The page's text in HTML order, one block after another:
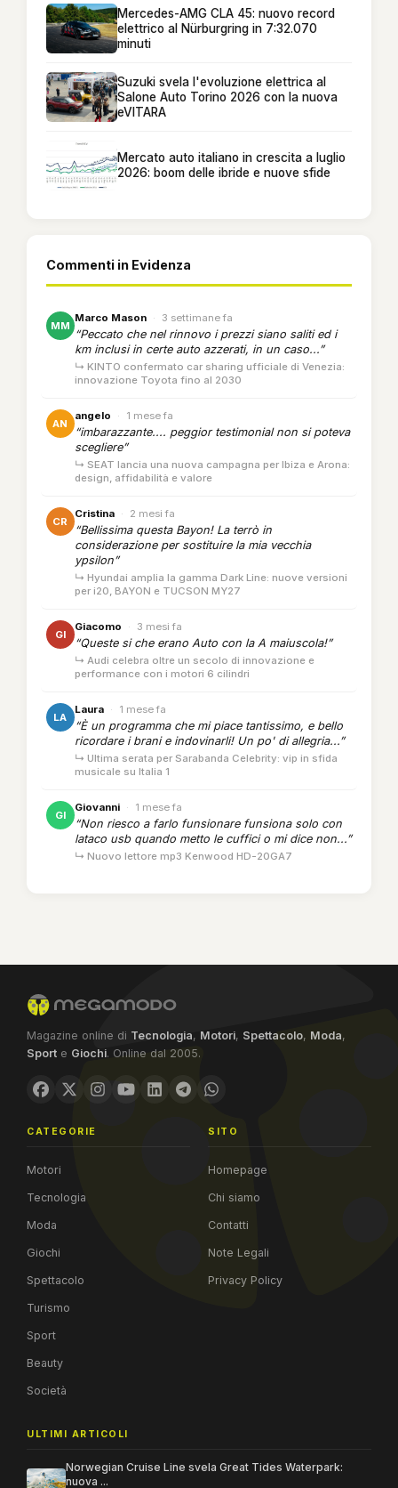
Mercedes-AMG CLA 45: nuovo record
elettrico al Nürburgring in 7:32.070
minuti
Suzuki svela l'evoluzione elettrica al
Salone Auto Torino 2026 con la nuova
eVITARA
Mercato auto italiano in crescita a luglio
2026: boom delle ibride e nuove sfide
Commenti in Evidenza
MM
Marco Mason · 3 settimane fa
“Peccato che nel rinnovo i prezzi siano saliti ed i
km inclusi in certe auto azzerati, in un caso...”
↳ KINTO confermato car sharing ufficiale di Venezia:
innovazione Toyota fino al 2030
AN
angelo · 1 mese fa
“imbarazzante.... peggior testimonial non si poteva
scegliere”
↳ SEAT lancia una nuova campagna per Ibiza e Arona:
design, affidabilità e valore
CR
Cristina · 2 mesi fa
“Bellissima questa Bayon! La terrò in
considerazione per sostituire la mia vecchia
ypsilon”
↳ Hyundai amplia la gamma Dark Line: nuove versioni
per i20, BAYON e TUCSON MY27
GI
Giacomo · 3 mesi fa
“Queste si che erano Auto con la A maiuscola!”
↳ Audi celebra oltre un secolo di innovazione e
performance con i motori 6 cilindri
LA
Laura · 1 mese fa
“È un programma che mi piace tantissimo, e bello
ricordare i brani e indovinarli! Un po' di allegria...”
↳ Ultima serata per Sarabanda Celebrity: vip in sfida
musicale su Italia 1
GI
Giovanni · 1 mese fa
“Non riesco a farlo funsionare funsiona solo con
lataco usb quando metto le cuffici o mi dice non...”
↳ Nuovo lettore mp3 Kenwood HD-20GA7
Magazine online di Tecnologia, Motori, Spettacolo, Moda,
Sport e Giochi. Online dal 2005.
CATEGORIE
Motori
Tecnologia
Moda
Giochi
Spettacolo
Turismo
Sport
Beauty
Società
SITO
Homepage
Chi siamo
Contatti
Note Legali
Privacy Policy
ULTIMI ARTICOLI
Norwegian Cruise Line svela Great Tides Waterpark:
nuova ...